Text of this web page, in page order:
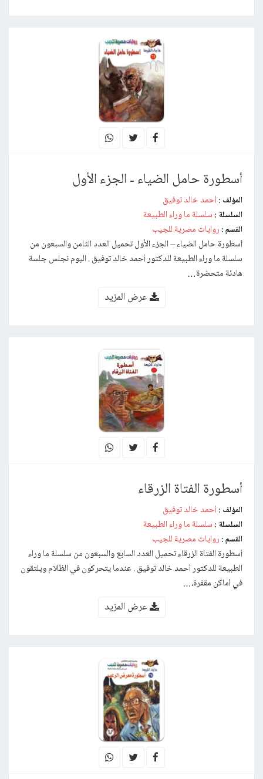
أسطورة حامل الضياء - الجزء الأول
المؤلف : أحمد خالد توفيق
السلسلة : سلسلة ما وراء الطبيعة
القسم : روايات مصرية للجيب
أسطورة حامل الضياء – الجزء الأول تحميل العدد الثامن والسبعون من
سلسلة ما وراء الطبيعة للدكتور أحمد خالد توفيق . اليوم نجلس جلسة
هادئة متحضرة…
عرض المزيد
أسطورة الفتاة الزرقاء
المؤلف : أحمد خالد توفيق
السلسلة : سلسلة ما وراء الطبيعة
القسم : روايات مصرية للجيب
أسطورة الفتاة الزرقاء تحميل العدد السابع والسبعون من سلسلة ما وراء
الطبيعة للدكتور أحمد خالد توفيق . عندما يتحركون في الظلام ويلتقون
في أماكن مقفرة،…
عرض المزيد